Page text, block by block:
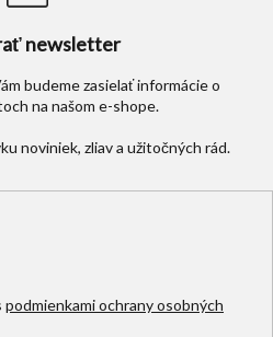
newsletter
budeme zasielať informácie o
na našom e-shope.
podmienkami ochrany osobných